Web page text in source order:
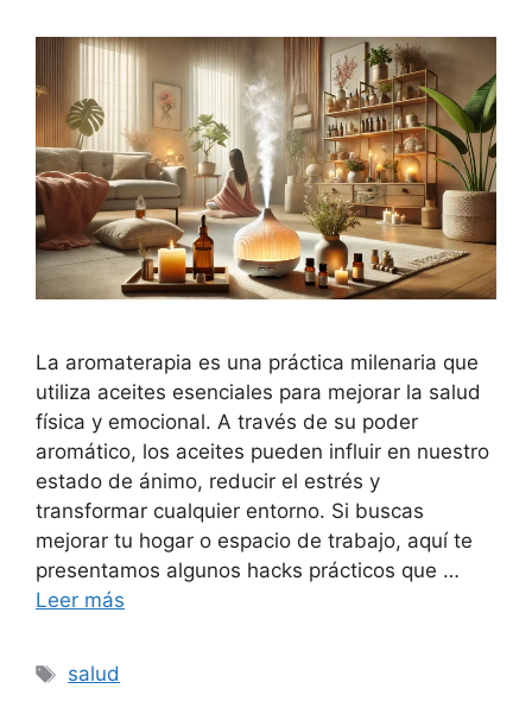
La aromaterapia es una práctica milenaria que
utiliza aceites esenciales para mejorar la salud
física y emocional. A través de su poder
aromático, los aceites pueden influir en nuestro
estado de ánimo, reducir el estrés y
transformar cualquier entorno. Si buscas
mejorar tu hogar o espacio de trabajo, aquí te
presentamos algunos hacks prácticos que …
Leer más
Etiquetas
salud